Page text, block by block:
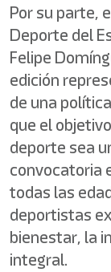
Por su parte,
Deporte del
Felipe
edición
de una
que el
deporte sea
convocatoria
todas las
deportistas
bienestar, la
integral.